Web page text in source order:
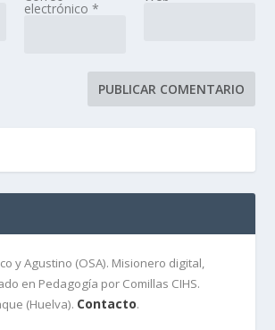
electrónico *
y Agustino (OSA). Misionero digital,
en Pedagogía por Comillas CIHS.
(Huelva). Contacto.